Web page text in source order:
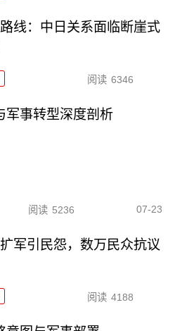
线：中日关系面临断崖式
阅读 6346
军事转型深度剖析
阅读 5236 07-23
军引民怨，数万民众抗议
阅读 4188